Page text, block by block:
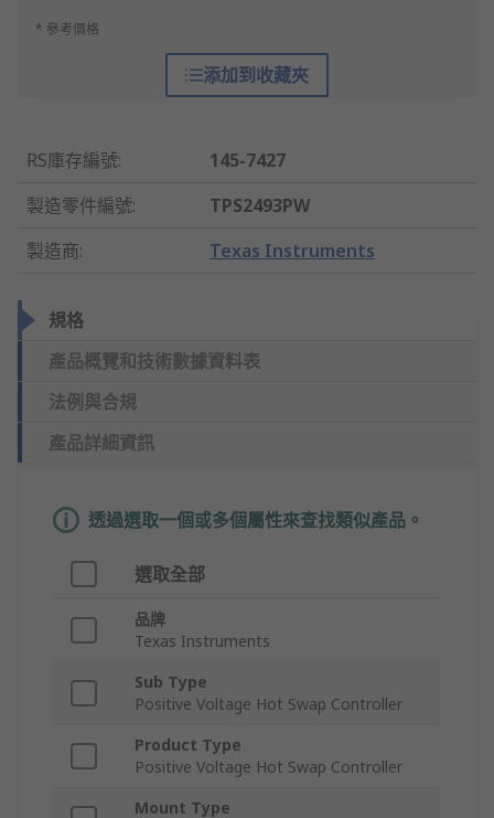
* 參考價格
添加到收藏夾
RS庫存編號:
145-7427
製造零件編號:
TPS2493PW
製造商: Texas Instruments
規格
產品概覽和技術數據資料表
法例與合規
產品詳細資訊
透過選取一個或多個屬性來查找類似產品。
選取全部
品牌
Texas Instruments
Sub Type
Positive Voltage Hot Swap Controller
Product Type
Positive Voltage Hot Swap Controller
Mount Type